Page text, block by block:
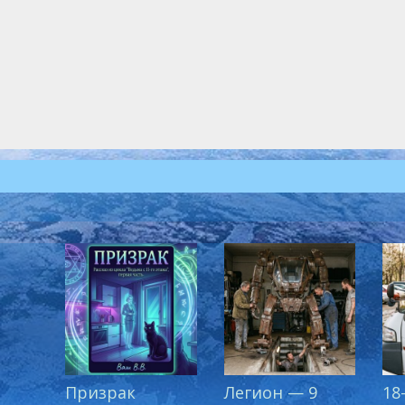
Призрак Легион — 9